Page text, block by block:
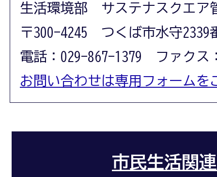
生活環境部 サステナスクエア
〒300-4245 つくば市水守2339
電話：029-867-1379 ファクス
お問い合わせは専用フォームを
市民生活関